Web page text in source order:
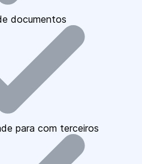
documentos
para com terceiros